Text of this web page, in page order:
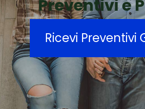
Preventivi e
Ricevi Preventivi